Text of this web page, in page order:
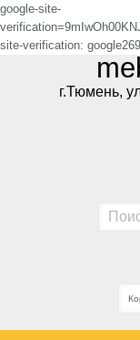
google-site-
site-verification:
г.Тюмень,